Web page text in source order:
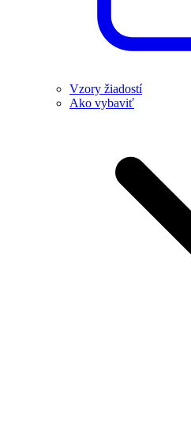
Vzory žiadostí
Ako vybaviť